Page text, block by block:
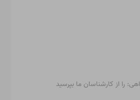
را از کارشناسان ما بپرسید